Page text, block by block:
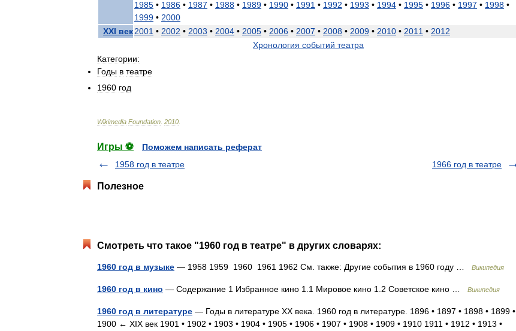
1985 • 1986 • 1987 • 1988 • 1989 • 1990 • 1991 • 1992 • 1993 • 1994 • 1995 • 1996 • 1997 • 1998 •
1999 • 2000
XXI век2001 • 2002 • 2003 • 2004 • 2005 • 2006 • 2007 • 2008 • 2009 • 2010 • 2011 • 2012
Хронология событий театра
Категории:
Годы в театре
1960 год
Wikimedia Foundation 2010
Игры ⚽
Поможем написать реферат
1958 год в театре
1966 год в театре
Полезное
Смотреть что такое "1960 год в театре" в других словарях:
1960 год в музыке — 1958 1959 1960 1961 1962 См. также: Другие события в 1960 году … Википедия
1960 год в кино — Содержание 1 Избранное кино 1.1 Мировое кино 1.2 Советское кино … Википедия
1960 год в литературе — Годы в литературе XX века. 1960 год в литературе. 1896 • 1897 • 1898 • 1899 •
1900 ← XIX век 1901 • 1902 • 1903 • 1904 • 1905 • 1906 • 1907 • 1908 • 1909 • 1910 1911 • 1912 • 1913 •